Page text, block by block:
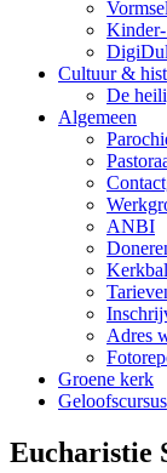
Vormsel
Kinder-
Cultuur &
De
Algemeen
ANBI
Adres
Groene kerk
Geloofscursus
Eucharistie